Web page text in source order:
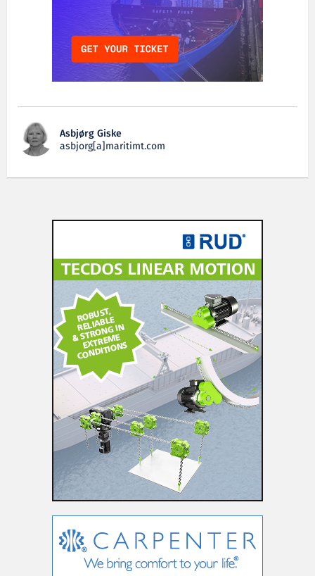
Asbjørg Giske
asbjorg[a]maritimt.com